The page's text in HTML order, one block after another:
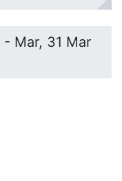
- Mar, 31 Mar